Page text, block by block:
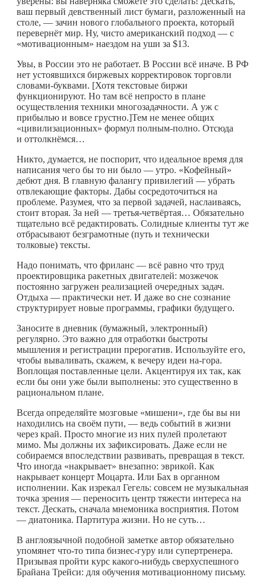
ваш первый девственный лист бумаги, разложенный на
столе, — зачин нового глобального проекта, который
перевернёт мир. Ну, чисто американский подход — с
«мотивационным» наездом на уши за $13.
Увы, в России это не работает. В России всё иначе. В РФ
нет устоявшихся биржевых корректировок торговли
словами-буквами. [Хотя текстовые биржи
функционируют. Но там всё непросто в плане
осуществления техники многозадачности. А уж с
прибылью и вовсе грустно.]Тем не менее общих
«цивилизационных» формул полным-полно. Отсюда
и оттолкнёмся…
Никто, думается, не поспорит, что идеальное время для
написания чего бы то ни было — утро. «Кофейный»
дебют дня. В главную фалангу привилегий — убрать
отвлекающие факторы. Дабы сосредоточиться на
проблеме. Разумея, что за первой задачей, наслаиваясь,
стоит вторая. За ней — третья-четвёртая… Обязательно
тщательно всё редактировать. Солидные клиенты тут же
отбрасывают безграмотные (путь и технически
толковые) тексты.
Надо понимать, что фриланс — всё равно что труд
проектировщика ракетных двигателей: мозжечок
постоянно загружен реализацией очередных задач.
Отдыха — практически нет. И даже во сне сознание
структурирует новые программы, графики будущего.
Заносите в дневник (бумажный, электронный)
регулярно. Это важно для отработки быстроты
мышления и регистрации прерогатив. Используйте его,
чтобы вываливать, скажем, к вечеру идеи на-гора.
Воплощая поставленные цели. Акцентируя их так, как
если бы они уже были выполнены: это существенно в
рациональном плане.
Всегда определяйте мозговые «мишени», где бы вы ни
находились на своём пути, — ведь событий в жизни
через край. Просто многие из них пулей пролетают
мимо. Мы должны их зафиксировать. Даже если не
собираемся впоследствии развивать, превращая в текст.
Что иногда «накрывает» внезапно: эврикой. Как
накрывает концерт Моцарта. Или Бах в органном
исполнении. Как изрекал Гегель: совсем не музыкальная
точка зрения — переносить центр тяжести интереса на
текст. Дескать, сначала мнемоника восприятия. Потом
— диатоника. Партитура жизни. Но не суть…
В англоязычной подобной заметке автор обязательно
упомянет что-то типа бизнес-гуру или супертренера.
Призывая пройти курс какого-нибудь сверхуспешного
Брайана Трейси: для обучения мотивационному письму.